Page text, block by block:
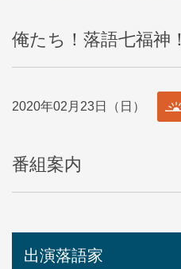
俺たち！落語七福神！
2020年02月23日（日）
番組案内
出演落語家